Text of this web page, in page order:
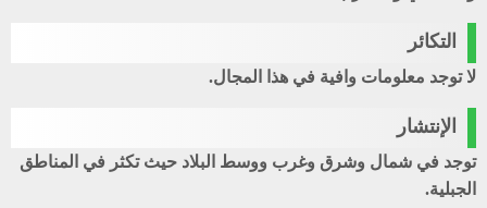
التكائر
لا توجد معلومات وافية في هذا المجال.
الإنتشار
توجد في شمال وشرق وغرب ووسط البلاد حيث تكثر في المناطق
الجبلية.